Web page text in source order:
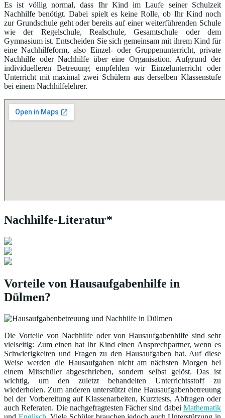
Es ist völlig normal, dass Ihr Kind im Laufe seiner Schulzeit
Nachhilfe benötigt. Dabei spielt es keine Rolle, ob Ihr Kind noch
zur Grundschule geht oder bereits auf einer weiterführenden Schule
wie der Regelschule, Realschule, Gesamtschule oder dem
Gymnasium ist. Entscheiden Sie sich gemeinsam mit ihrem Kind für
eine Nachhilfeform, also Einzel- oder Gruppenunterricht, private
Nachhilfe oder Nachhilfe über eine Organisation. Aufgrund der
individuelleren Betreuung empfehlen wir Einzelunterricht oder
Unterricht mit maximal zwei Schülern aus derselben Klassenstufe
bei einem Nachhilfelehrer.
Nachhilfe-Literatur*
Vorteile von Hausaufgabenhilfe in
Dülmen?
Die Vorteile von Nachhilfe oder von Hausaufgabenhilfe sind sehr
vielseitig: Zum einen hat Ihr Kind einen Ansprechpartner, wenn es
Schwierigkeiten und Fragen zu den Hausaufgaben hat. Auf diese
Weise werden die Hausaufgaben nicht am nächsten Morgen bei
einem Mitschüler abgeschrieben, sondern selbst gelöst. Das ist
wichtig, um den zuletzt behandelten Unterrichtsstoff zu
wiederholen. Zum anderen unterstützt eine Hausaufgabenbetreuung
bei der Vorbereitung auf Klassenarbeiten, Kurztests, Abfragen oder
auch Referaten. Die nachgefragtesten Fächer sind dabei Mathematik